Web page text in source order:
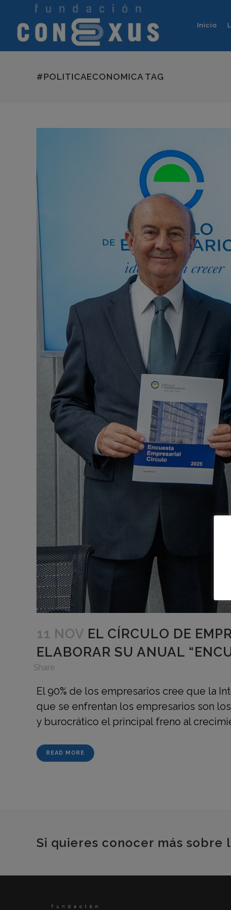
Inicio
#POLITICAECONOMICA TAG
11 NOV EL CÍRCULO DE
ELABORAR SU ANUAL
Share
El 90% de los empresarios cree que la
que se enfrentan los empresarios son
y burocrático el principal freno al
READ MORE
Si quieres conocer más sobre